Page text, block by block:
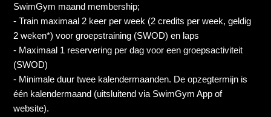
* (Maand membership - unlimited)
* (Jaar membership - unlimited)
Punchcard 10 credits - 3 maanden geldig
Punchcard 30 credits - 9 maanden geldig
SwimGym maand membership;
- Train maximaal 2 keer per week (2 credits per week, geldig
2 weken*) voor groepstraining (SWOD) en laps
- Maximaal 1 reservering per dag voor een groepsactiviteit
(SWOD)
- Minimale duur twee kalendermaanden. De opzegtermijn is
één kalendermaand (uitsluitend via SwimGym App of
website).